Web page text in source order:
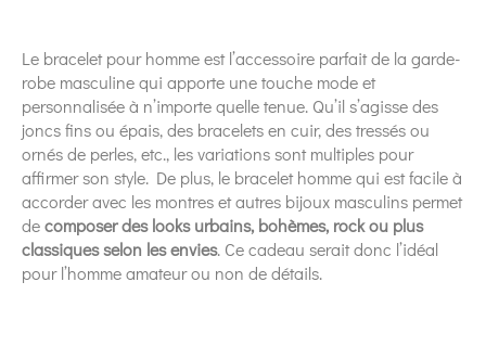
Le bracelet pour homme est l’accessoire parfait de la garde-
robe masculine qui apporte une touche mode et
personnalisée à n’importe quelle tenue. Qu’il s’agisse des
joncs fins ou épais, des bracelets en cuir, des tressés ou
ornés de perles, etc., les variations sont multiples pour
affirmer son style. De plus, le bracelet homme qui est facile à
accorder avec les montres et autres bijoux masculins permet
decomposer des looks urbains, bohèmes, rock ou plus
classiques selon les envies. Ce cadeau serait donc l’idéal
pour l’homme amateur ou non de détails.